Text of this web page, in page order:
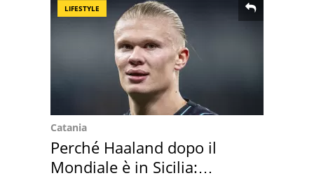
LIFESTYLE
Catania
Perché Haaland dopo il
Mondiale è in Sicilia: